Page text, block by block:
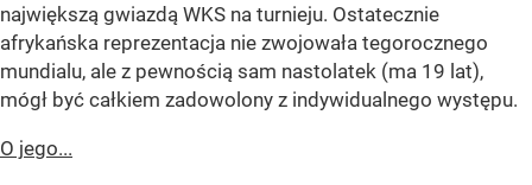
największą gwiazdą WKS na turnieju. Ostatecznie
afrykańska reprezentacja nie zwojowała tegorocznego
mundialu, ale z pewnością sam nastolatek (ma 19 lat),
mógł być całkiem zadowolony z indywidualnego występu.
O jego...